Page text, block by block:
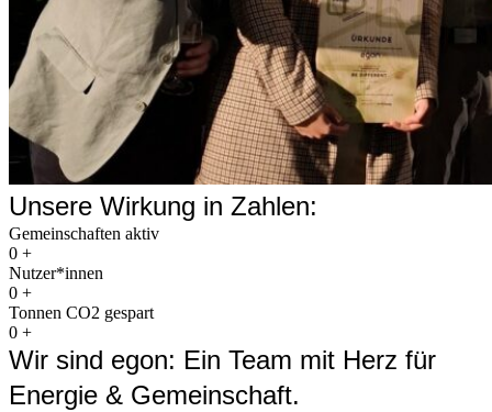
Unsere Wirkung in Zahlen:
Gemeinschaften aktiv
0 +
Nutzer*innen
0 +
Tonnen CO2 gespart
0 +
Wir sind egon: Ein Team mit Herz für
Energie & Gemeinschaft.